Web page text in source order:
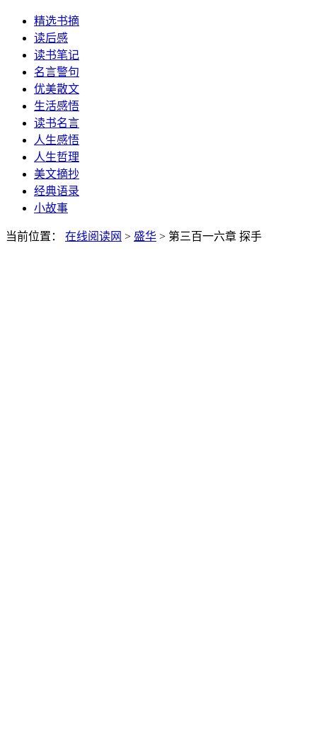
精选书摘
读后感
读书笔记
名言警句
优美散文
生活感悟
读书名言
人生感悟
人生哲理
美文摘抄
经典语录
小故事
当前位置： 在线阅读网 > 盛华 > 第三百一六章 探手